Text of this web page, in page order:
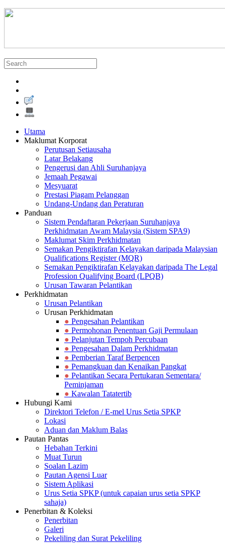
Utama
Maklumat Korporat
Perutusan Setiausaha
Latar Belakang
Pengerusi dan Ahli Suruhanjaya
Jemaah Pegawai
Mesyuarat
Prestasi Piagam Pelanggan
Undang-Undang dan Peraturan
Panduan
Sistem Pendaftaran Pekerjaan Suruhanjaya
Perkhidmatan Awam Malaysia (Sistem SPA9)
Maklumat Skim Perkhidmatan
Semakan Pengiktirafan Kelayakan daripada Malaysian
Qualifications Register (MQR)
Semakan Pengiktirafan Kelayakan daripada The Legal
Profession Qualifying Board (LPQB)
Urusan Tawaran Pelantikan
Perkhidmatan
Urusan Pelantikan
Urusan Perkhidmatan
● Pengesahan Pelantikan
● Permohonan Penentuan Gaji Permulaan
● Pelanjutan Tempoh Percubaan
● Pengesahan Dalam Perkhidmatan
● Pemberian Taraf Berpencen
● Pemangkuan dan Kenaikan Pangkat
● Pelantikan Secara Pertukaran Sementara/
Peminjaman
● Kawalan Tatatertib
Hubungi Kami
Direktori Telefon / E-mel Urus Setia SPKP
Lokasi
Aduan dan Maklum Balas
Pautan Pantas
Hebahan Terkini
Muat Turun
Soalan Lazim
Pautan Agensi Luar
Sistem Aplikasi
Urus Setia SPKP (untuk capaian urus setia SPKP
sahaja)
Penerbitan & Koleksi
Penerbitan
Galeri
Pekeliling dan Surat Pekeliling